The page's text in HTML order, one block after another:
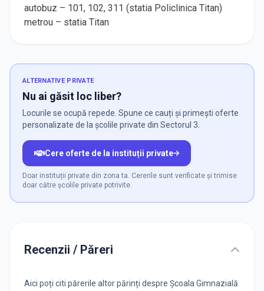
autobuz – 101, 102, 311 (statia Policlinica Titan)
metrou – statia Titan
ALTERNATIVE PRIVATE
Nu ai găsit loc liber?
Locurile se ocupă repede. Spune ce cauți și primești oferte
personalizate de la școlile private din Sectorul 3.
Cere oferte de la instituții private
Doar instituții private din zona ta. Cererile sunt verificate și trimise
doar către școlile private potrivite.
Recenzii / Păreri
Aici poți citi părerile altor părinți despre Școala Gimnazială